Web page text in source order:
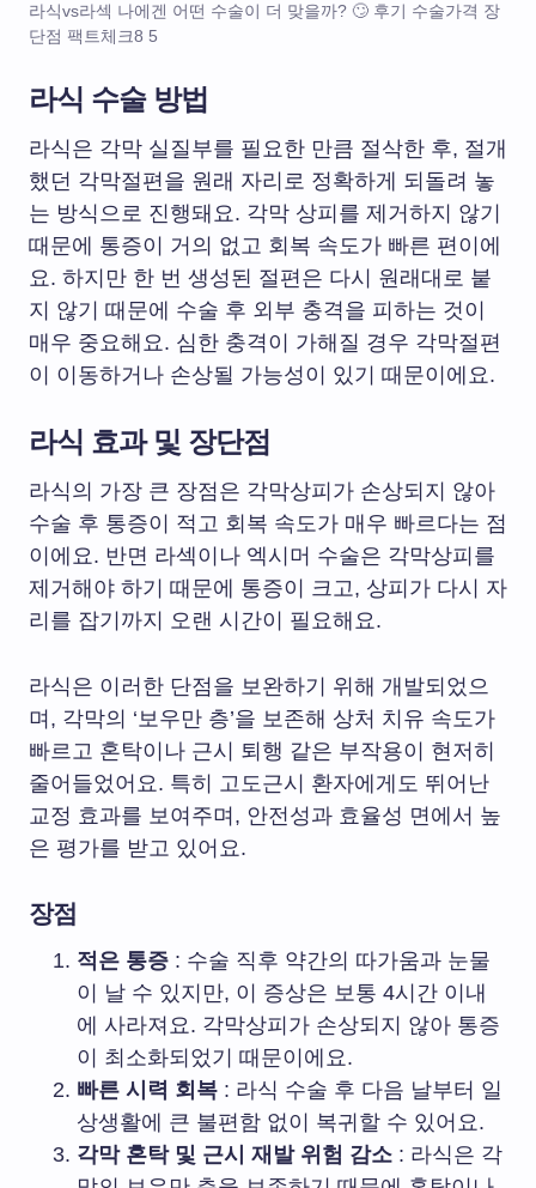
라식vs라섹 나에겐 어떤 수술이 더 맞을까? 🙄 후기 수술가격 장
단점 팩트체크8 5
라식 수술 방법
라식은 각막 실질부를 필요한 만큼 절삭한 후, 절개
했던 각막절편을 원래 자리로 정확하게 되돌려 놓
는 방식으로 진행돼요. 각막 상피를 제거하지 않기
때문에 통증이 거의 없고 회복 속도가 빠른 편이에
요. 하지만 한 번 생성된 절편은 다시 원래대로 붙
지 않기 때문에 수술 후 외부 충격을 피하는 것이
매우 중요해요. 심한 충격이 가해질 경우 각막절편
이 이동하거나 손상될 가능성이 있기 때문이에요.
라식 효과 및 장단점
라식의 가장 큰 장점은 각막상피가 손상되지 않아
수술 후 통증이 적고 회복 속도가 매우 빠르다는 점
이에요. 반면 라섹이나 엑시머 수술은 각막상피를
제거해야 하기 때문에 통증이 크고, 상피가 다시 자
리를 잡기까지 오랜 시간이 필요해요.
라식은 이러한 단점을 보완하기 위해 개발되었으
며, 각막의 ‘보우만 층’을 보존해 상처 치유 속도가
빠르고 혼탁이나 근시 퇴행 같은 부작용이 현저히
줄어들었어요. 특히 고도근시 환자에게도 뛰어난
교정 효과를 보여주며, 안전성과 효율성 면에서 높
은 평가를 받고 있어요.
장점
적은 통증 : 수술 직후 약간의 따가움과 눈물
이 날 수 있지만, 이 증상은 보통 4시간 이내
에 사라져요. 각막상피가 손상되지 않아 통증
이 최소화되었기 때문이에요.
빠른 시력 회복 : 라식 수술 후 다음 날부터 일
상생활에 큰 불편함 없이 복귀할 수 있어요.
각막 혼탁 및 근시 재발 위험 감소 : 라식은 각